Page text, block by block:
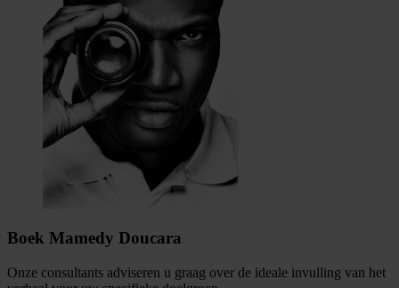
Boek Mamedy Doucara
Onze consultants adviseren u graag over de ideale invulling van het